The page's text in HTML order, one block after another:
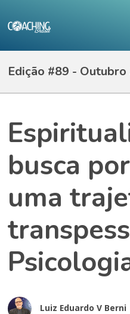
Edição #89 -
busca
uma
Luiz Eduardo V Berni